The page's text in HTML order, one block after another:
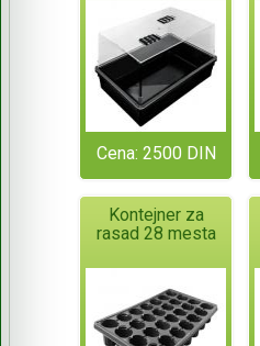
Cena: 2500 DIN
Kontejner za
rasad 28 mesta